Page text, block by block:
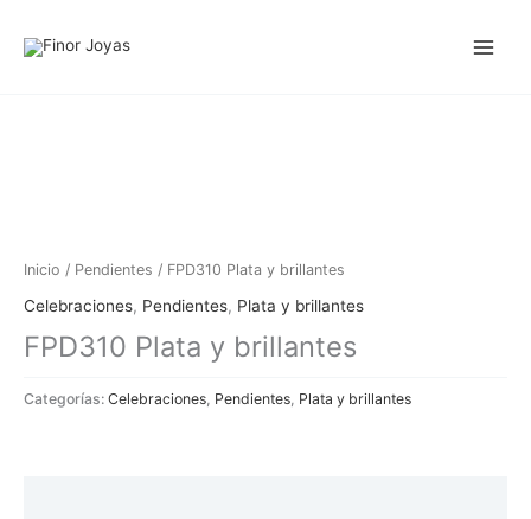
Inicio / Pendientes / FPD310 Plata y brillantes
Celebraciones, Pendientes, Plata y brillantes
FPD310 Plata y brillantes
Categorías: Celebraciones Pendientes Plata y brillantes